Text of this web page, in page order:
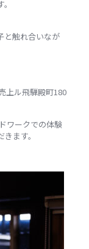
と触れ合いなが
上ル飛騨殿町180
ワークでの体験
ます。